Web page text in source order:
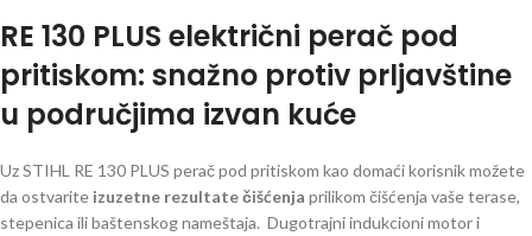
RE 130 PLUS električni perač pod
pritiskom: snažno protiv prljavštine
u područjima izvan kuće
Uz STIHL RE 130 PLUS perač pod pritiskom kao domaći korisnik možete
da ostvarite izuzetne rezultate čišćenja prilikom čišćenja vaše terase,
stepenica ili baštenskog nameštaja. Dugotrajni indukcioni motor i